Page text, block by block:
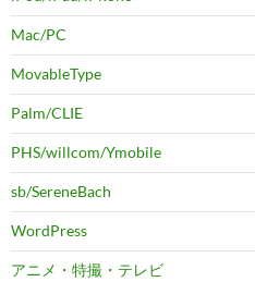
Mac/PC
MovableType
Palm/CLIE
PHS/willcom/Ymobile
sb/SereneBach
WordPress
アニメ・特撮・テレビ